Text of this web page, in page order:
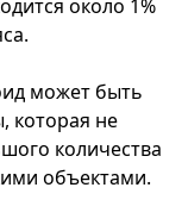
около 1%
может быть
которая не
количества
объектами.